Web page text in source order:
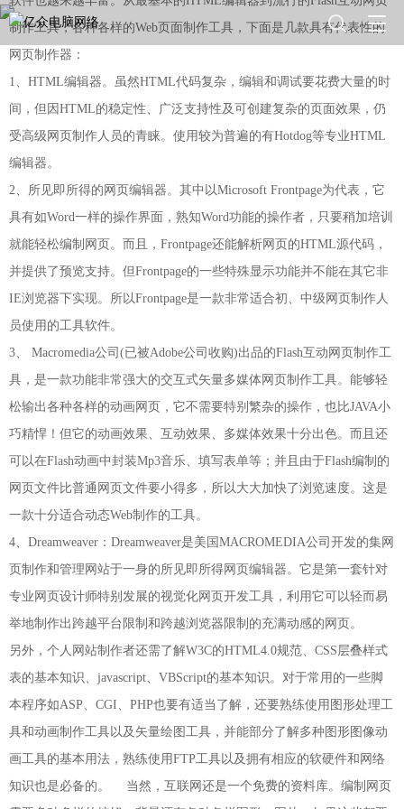
制作工具，各种各样的Web页面制作工具，下面是几款具有代表性的
网页制作器：
1、HTML编辑器。虽然HTML代码复杂，编辑和调试要花费大量的时
间，但因HTML的稳定性、广泛支持性及可创建复杂的页面效果，仍
受高级网页制作人员的青睐。使用较为普遍的有Hotdog等专业HTML
编辑器。
2、所见即所得的网页编辑器。其中以Microsoft Frontpage为代表，它
具有如Word一样的操作界面，熟知Word功能的操作者，只要稍加培训
就能轻松编制网页。而且，Frontpage还能解析网页的HTML源代码，
并提供了预览支持。但Frontpage的一些特殊显示功能并不能在其它非
IE浏览器下实现。所以Frontpage是一款非常适合初、中级网页制作人
员使用的工具软件。
3、 Macromedia公司(已被Adobe公司收购)出品的Flash互动网页制作工
具，是一款功能非常强大的交互式矢量多媒体网页制作工具。能够轻
松输出各种各样的动画网页，它不需要特别繁杂的操作，也比JAVA小
巧精悍！但它的动画效果、互动效果、多媒体效果十分出色。而且还
可以在Flash动画中封装Mp3音乐、填写表单等；并且由于Flash编制的
网页文件比普通网页文件要小得多，所以大大加快了浏览速度。这是
一款十分适合动态Web制作的工具。
4、Dreamweaver：Dreamweaver是美国MACROMEDIA公司开发的集网
页制作和管理网站于一身的所见即所得网页编辑器。它是第一套针对
专业网页设计师特别发展的视觉化网页开发工具，利用它可以轻而易
举地制作出跨越平台限制和跨越浏览器限制的充满动感的网页。
另外，个人网站制作者还需了解W3C的HTML4.0规范、CSS层叠样式
表的基本知识、javascript、VBScript的基本知识。对于常用的一些脚
本程序如ASP、CGI、PHP也要有适当了解，还要熟练使用图形处理工
具和动画制作工具以及矢量绘图工具，并能部分了解多种图形图像动
画工具的基本用法，熟练使用FTP工具以及拥有相应的软硬件和网络
知识也是必备的。 当然，互联网还是一个免费的资料库。编制网页